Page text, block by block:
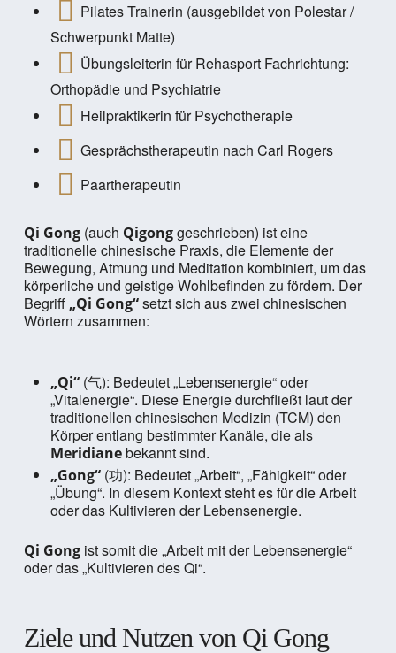
Pilates Trainerin (ausgebildet von Polestar /
Schwerpunkt Matte)
Übungsleiterin für Rehasport Fachrichtung:
Orthopädie und Psychiatrie
Heilpraktikerin für Psychotherapie
Gesprächstherapeutin nach Carl Rogers
Paartherapeutin
Qi Gong(auch Qigonggeschrieben) ist eine
traditionelle chinesische Praxis, die Elemente der
Bewegung, Atmung und Meditation kombiniert, um das
körperliche und geistige Wohlbefinden zu fördern. Der
Begriff „Qi Gong“setzt sich aus zwei chinesischen
Wörtern zusammen:
„Qi“(气): Bedeutet „Lebensenergie“ oder
„Vitalenergie“. Diese Energie durchfließt laut der
traditionellen chinesischen Medizin (TCM) den
Körper entlang bestimmter Kanäle, die als
Meridianebekannt sind.
„Gong“(功): Bedeutet „Arbeit“, „Fähigkeit“ oder
„Übung“. In diesem Kontext steht es für die Arbeit
oder das Kultivieren der Lebensenergie.
Qi Gongist somit die „Arbeit mit der Lebensenergie“
oder das „Kultivieren des Qi“.
Ziele und Nutzen von Qi Gong